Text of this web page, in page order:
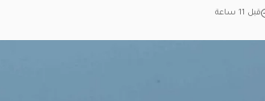
قبل 11 ساعة